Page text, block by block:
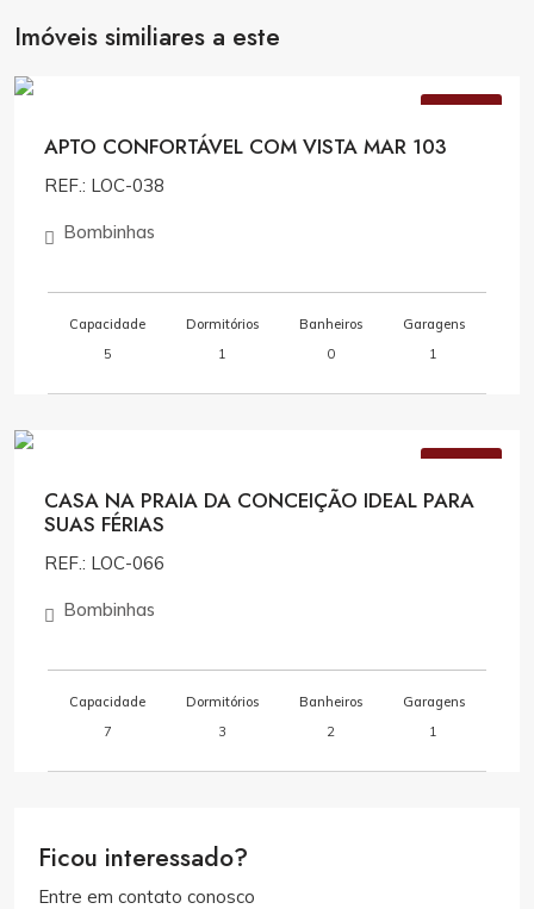
Imóveis similiares a este
VENDA
APTO CONFORTÁVEL COM VISTA MAR 103
REF.: LOC-038
Bombinhas
Capacidade
5
Dormitórios
1
Banheiros
0
Garagens
1
VENDA
CASA NA PRAIA DA CONCEIÇÃO IDEAL PARA
SUAS FÉRIAS
REF.: LOC-066
Bombinhas
Capacidade
7
Dormitórios
3
Banheiros
2
Garagens
1
Ficou interessado?
Entre em contato conosco